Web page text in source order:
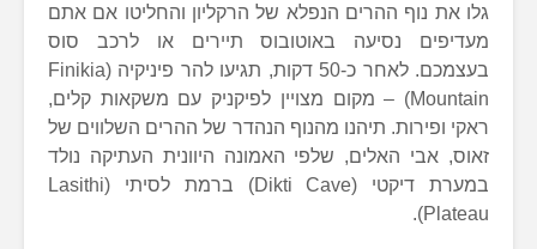
גלו את נוף ההרים הנפלא של הרקליון והחליטו אם אתם
מעדיפים נסיעה באוטובוס תיירים או לרכב סוס
בעצמכם. לאחר כ-50 דקות, תגיעו להר פיניקיה (Finikia
Mountain) – מקום מצויין לפיקניק עם משקאות קלים,
ראקי ופירות. תיהנו מהנוף הנהדר של ההרים השלווים של
זאוס, אבי האלים, שלפי האמונה היוונית העתיקה נולד
במערת דיקטי (Dikti Cave) ברמת לסיתי (Lasithi
Plateau).